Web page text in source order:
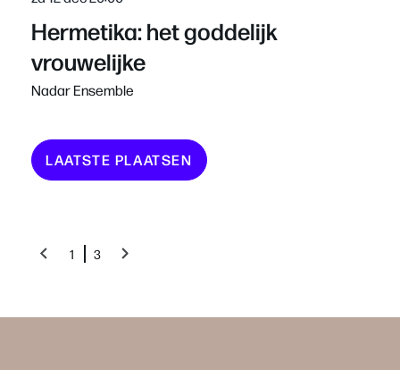
Hermetika: het goddelijk
vrouwelijke
Nadar Ensemble
LAATSTE PLAATSEN
1 3